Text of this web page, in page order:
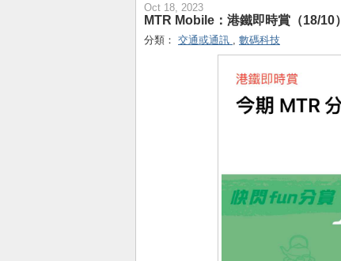
Oct 18, 2023
MTR Mobile：港鐵即時賞（18/10）
分類： 交通或通訊 , 數碼科技